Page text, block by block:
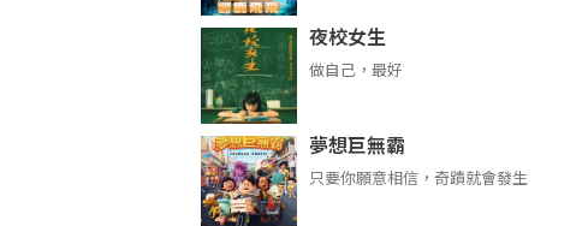
夜校女生
做自己，最好
夢想巨無霸
只要你願意相信，奇蹟就會發生